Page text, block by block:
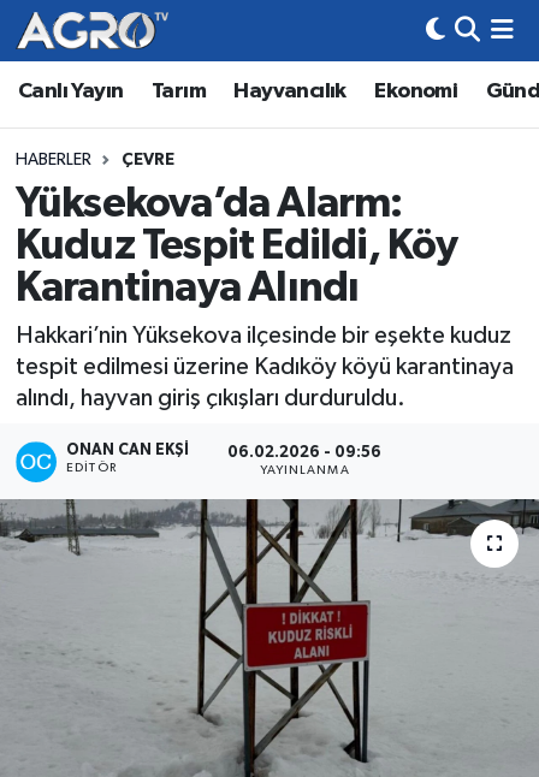
Canlı Yayın Tarım Hayvancılık Ekonomi
HABERLER ÇEVRE
Yüksekova’da Alarm:
Kuduz Tespit Edildi, Köy
Karantinaya Alındı
Hakkari’nin Yüksekova ilçesinde bir eşekte kuduz
tespit edilmesi üzerine Kadıköy köyü karantinaya
alındı, hayvan giriş çıkışları durduruldu.
ONAN CAN EKŞI
EDITÖR
06.02.2026 - 09:56
YAYINLANMA
Hava Durumu
Trafik Durumu
Süper Lig Puan Durumu ve Fikstür
Tüm Manşetler
Son Dakika Haberleri
Haber Arşivi